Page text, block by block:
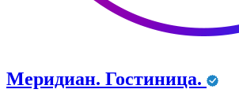
Меридиан. Гостиница.